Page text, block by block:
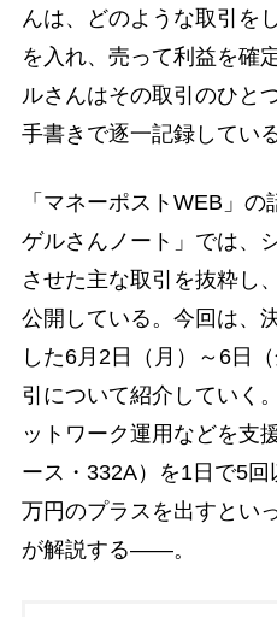
んは、どのような取引を
を入れ、売って利益を確
ルさんはその取引のひと
手書きで逐一記録している
「マネーポストWEB」
ゲルさんノート」では、
させた主な取引を抜粋し
公開している。今回は、
した6月2日（月）～6日
引について紹介していく
ットワーク運用などを支
ース・332A）を1日で5
万円のプラスを出すとい
が解説する――。